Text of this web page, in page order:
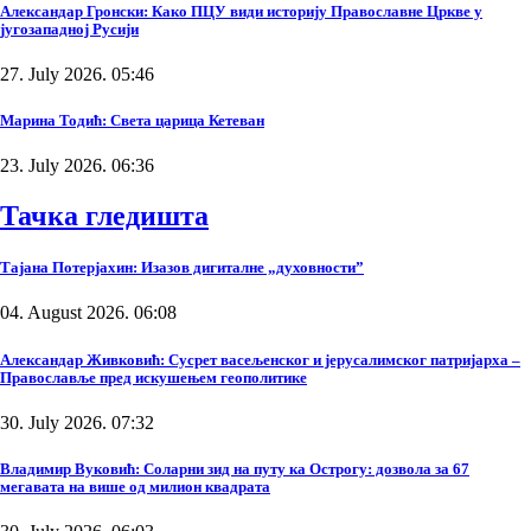
Александар Гронски: Како ПЦУ види историју Православне Цркве у
југозападној Русији
27. July 2026. 05:46
Марина Тодић: Света царица Кетеван
23. July 2026. 06:36
Тачка гледишта
Тајана Потерјахин: Изазов дигиталне „духовности”
04. August 2026. 06:08
Александар Живковић: Сусрет васељенског и јерусалимског патријарха –
Православље пред искушењем геополитике
30. July 2026. 07:32
Владимир Вуковић: Соларни зид на путу ка Острогу: дозвола за 67
мегавата на више од милион квадрата